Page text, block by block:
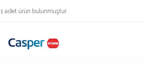
1 adet ürün bulunmuştur.